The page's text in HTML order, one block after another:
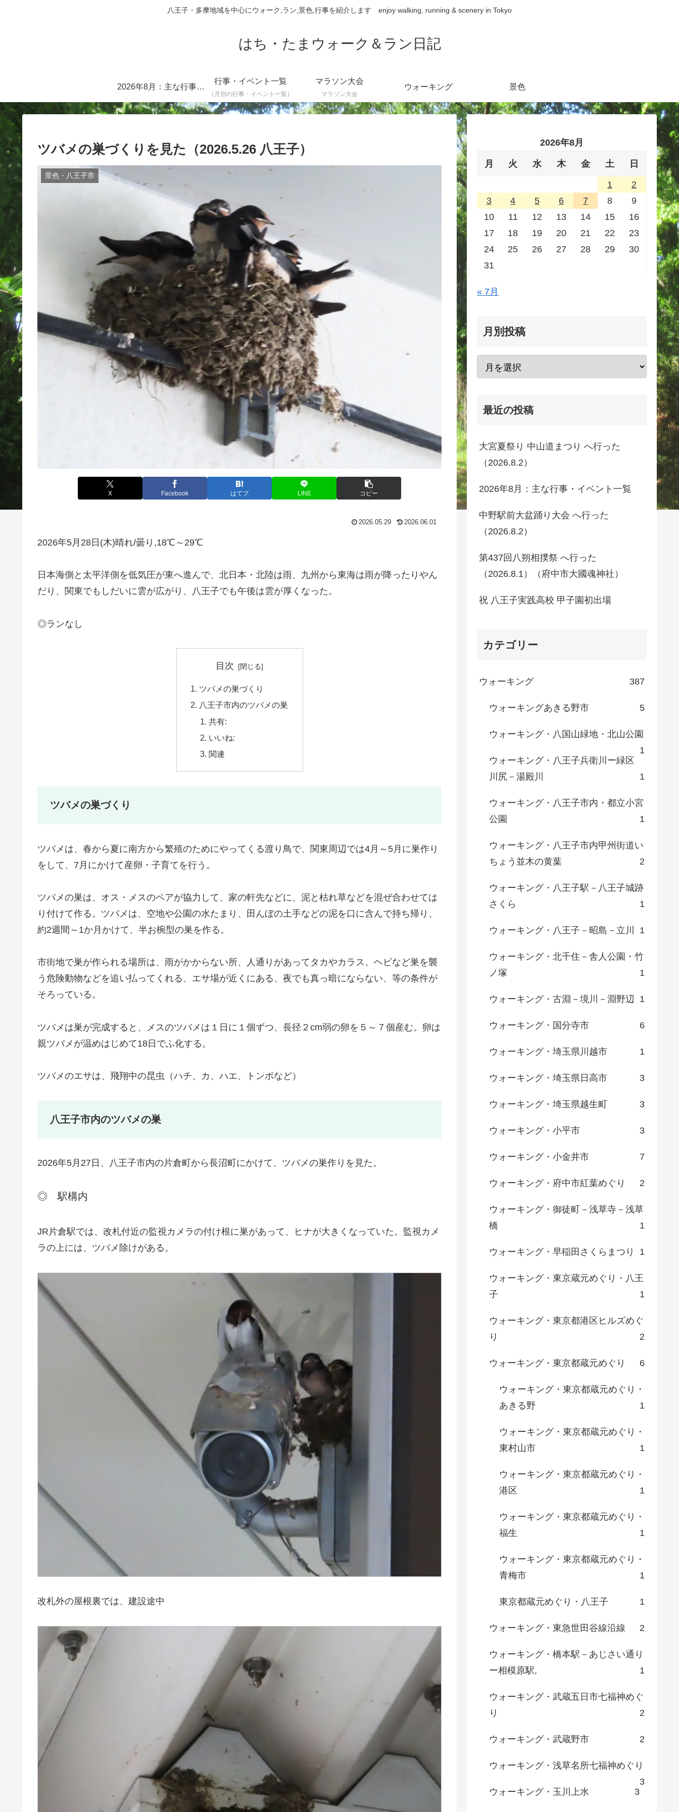
八王子・多摩地域を中心にウォーク,ラン,景色,行事を紹介します enjoy walking, running & scenery in Tokyo
はち・たまウォーク＆ラン日記
2026年8月：主な行事・イベント一覧
行事・イベント一覧
（月別の行事・イベント一覧）
マラソン大会
マラソン大会
ウォーキング 景色
ツバメの巣づくりを見た（2026.5.26 八王子）
景色・八王子市
X Facebook はてブ LINE コピー
2026.05.29 2026.06.01
2026年5月28日(木)晴れ/曇り,18℃～29℃
日本海側と太平洋側を低気圧が東へ進んで、北日本・北陸は雨、九州から東海は雨が降ったりやん
だり、関東でもしだいに雲が広がり、八王子でも午後は雲が厚くなった。
◎ランなし
目次
ツバメの巣づくり
八王子市内のツバメの巣
共有:
いいね:
関連
ツバメの巣づくり
ツバメは、春から夏に南方から繁殖のためにやってくる渡り鳥で、関東周辺では4月～5月に巣作り
をして、7月にかけて産卵・子育てを行う。
ツバメの巣は、オス・メスのペアが協力して、家の軒先などに、泥と枯れ草などを混ぜ合わせては
り付けて作る。ツバメは、空地や公園の水たまり、田んぼの土手などの泥を口に含んで持ち帰り、
約2週間～1か月かけて、半お椀型の巣を作る。
市街地で巣が作られる場所は、雨がかからない所、人通りがあってタカやカラス、ヘビなど巣を襲
う危険動物などを追い払ってくれる、エサ場が近くにある、夜でも真っ暗にならない、等の条件が
そろっている。
ツバメは巣が完成すると、メスのツバメは１日に１個ずつ、長径２cm弱の卵を５～７個産む。卵は
親ツバメが温めはじめて18日でふ化する。
ツバメのエサは、飛翔中の昆虫（ハチ、カ、ハエ、トンボなど）
八王子市内のツバメの巣
2026年5月27日、八王子市内の片倉町から長沼町にかけて、ツバメの巣作りを見た。
◎ 駅構内
JR片倉駅では、改札付近の監視カメラの付け根に巣があって、ヒナが大きくなっていた。監視カメ
ラの上には、ツバメ除けがある。
改札外の屋根裏では、建設途中
2026年8月
月 火 水 木 金 土 日
1
2
3
4 5 6 7 8
9
10
11 12 13 14 15
16
17
18 19 20 21 22
23
24
25 26 27 28 29
30
31
« 7月
月別投稿
最近の投稿
大宮夏祭り 中山道まつり へ行った
（2026.8.2）
2026年8月：主な行事・イベント一覧
中野駅前大盆踊り大会 へ行った
（2026.8.2）
第437回八朔相撲祭 へ行った
（2026.8.1）（府中市大國魂神社）
祝 八王子実践高校 甲子園初出場
カテゴリー
ウォーキング 387
ウォーキングあきる野市 5
ウォーキング・八国山緑地・北山公園
1
ウォーキング・八王子兵衛川ー緑区
川尻－湯殿川
1
ウォーキング・八王子市内・都立小宮
公園
1
ウォーキング・八王子市内甲州街道い
ちょう並木の黄葉
2
ウォーキング・八王子駅－八王子城跡
さくら
1
ウォーキング・八王子－昭島－立川 1
ウォーキング・北千住－舎人公園・竹
ノ塚
1
ウォーキング・古淵－境川－淵野辺 1
ウォーキング・国分寺市 6
ウォーキング・埼玉県川越市 1
ウォーキング・埼玉県日高市 3
ウォーキング・埼玉県越生町 3
ウォーキング・小平市 3
ウォーキング・小金井市 7
ウォーキング・府中市紅葉めぐり 2
ウォーキング・御徒町－浅草寺－浅草
橋
1
ウォーキング・早稲田さくらまつり 1
ウォーキング・東京蔵元めぐり・八王
子
1
ウォーキング・東京都港区ヒルズめぐ
り
2
ウォーキング・東京都蔵元めぐり 6
ウォーキング・東京都蔵元めぐり・
あきる野
1
ウォーキング・東京都蔵元めぐり・
東村山市
1
ウォーキング・東京都蔵元めぐり・
港区
1
ウォーキング・東京都蔵元めぐり・
福生
1
ウォーキング・東京都蔵元めぐり・
青梅市
1
東京都蔵元めぐり・八王子 1
ウォーキング・東急世田谷線沿線 2
ウォーキング・橋本駅－あじさい通り
ー相模原駅,
1
ウォーキング・武蔵五日市七福神めぐ
り
2
ウォーキング・武蔵野市 2
ウォーキング・浅草名所七福神めぐり
3
ウォーキング・玉川上水
3